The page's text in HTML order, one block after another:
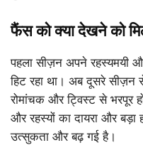
फैंस को क्या देखने को
पहला सीज़न अपने रहस्यमयी
हिट रहा था। अब दूसरे सीज़न
रोमांचक और ट्विस्ट से भरपूर
और रहस्यों का दायरा और बड़ा
उत्सुकता और बढ़ गई है।